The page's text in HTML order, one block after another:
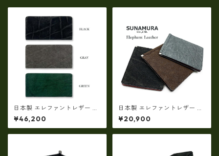
日本製 エレファントレザー ×
姫路レザー ラウンドファスナ
ーロングウォレット長財布 本
革(5175)
¥46,200
日本製 エレファントレザー ×
姫路レザー スリム マネークリ
ップ 札ばさみ 本革 リアルレザ
ー(5176)
¥20,900